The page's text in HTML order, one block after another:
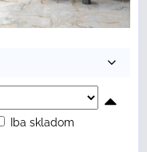
Iba skladom